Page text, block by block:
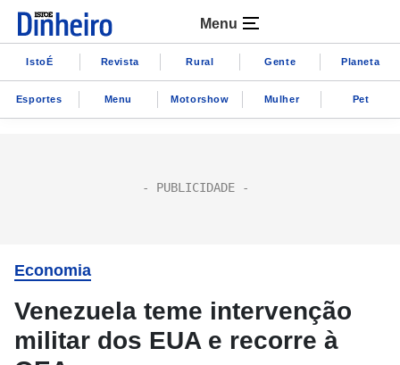
Menu
IstoÉ Revista Rural Gente Planeta
Esportes Menu Motorshow Mulher Pet
Economia
Venezuela teme intervenção
militar dos EUA e recorre à